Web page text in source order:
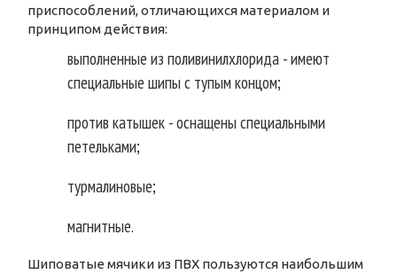
приспособлений, отличающихся материалом и
принципом действия:
выполненные из поливинилхлорида - имеют
специальные шипы с тупым концом;
против катышек - оснащены специальными
петельками;
турмалиновые;
магнитные.
Шиповатые мячики из ПВХ пользуются наибольшим